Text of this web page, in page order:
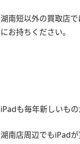
湖南短以外の買取店
にお持ちください。
iPadも毎年新しいもの
湖南店周辺でもiPadが